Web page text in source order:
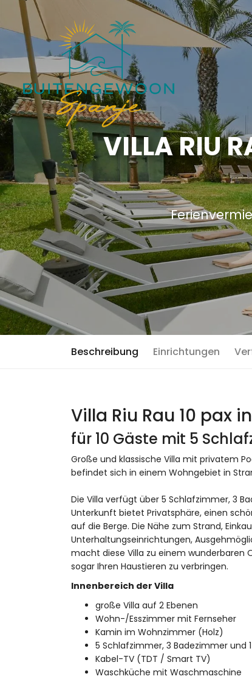
VILLA RIU
Beschreibung Einrichtungen
Villa Riu Rau 10 pax
für 10 Gäste mit 5
Große und klassische Villa mit privatem
befindet sich in einem Wohngebiet in
Die Villa verfügt über 5 Schlafzimmer, 3
Unterkunft bietet Privatsphäre, einen
auf die Berge. Die Nähe zum Strand,
Unterhaltungseinrichtungen,
macht diese Villa zu einem wunderbaren
sogar Ihren Haustieren zu verbringen.
Innenbereich der Villa
große Villa auf 2 Ebenen
Wohn-/Esszimmer mit Fernseher
Kamin im Wohnzimmer (Holz)
5 Schlafzimmer, 3 Badezimmer und
Kabel-TV (TDT / Smart TV)
Waschküche mit Waschmaschine